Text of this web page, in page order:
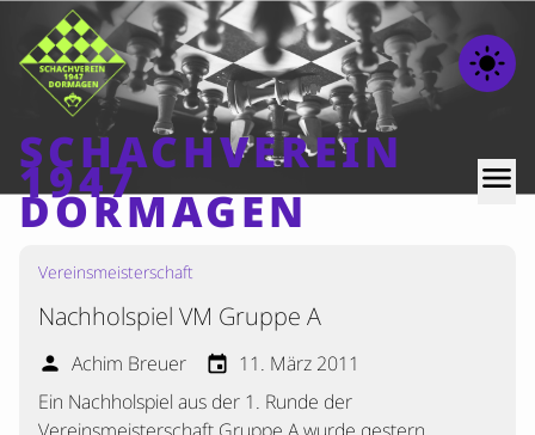
light_mode
SCHACHVEREIN
1947
DORMAGEN
menu
Home
Beiträge
Mannschaften
Ranglisten
Vereinsmeisterschaft
Nachholspiel VM Gruppe A
person Achim Breuer event 11. März 2011
Ein Nachholspiel aus der 1. Runde der